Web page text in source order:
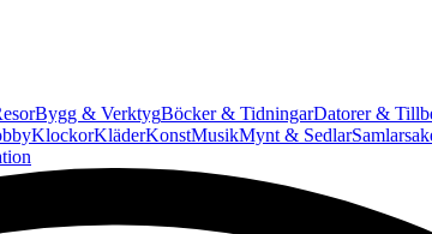
Bygg & VerktygBöcker & TidningarDatorer &
KlockorKläderKonstMusikMynt & Sedlar